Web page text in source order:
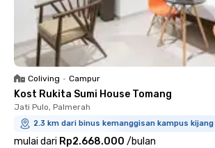
Coliving • Campur
Kost Rukita Sumi House Tomang
Jati Pulo, Palmerah
2.3 km dari binus kemanggisan kampus kijang
mulai dari Rp2.668.000 /bulan